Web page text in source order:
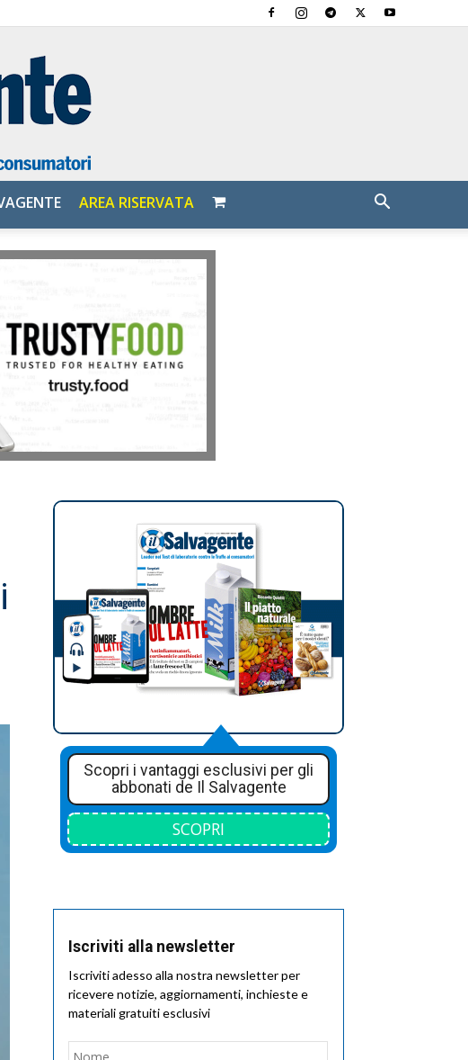
AREA RISERVATA
Scopri i vantaggi esclusivi per gli
abbonati de Il Salvagente
SCOPRI
Iscriviti alla newsletter
Iscriviti adesso alla nostra newsletter per
ricevere notizie, aggiornamenti, inchieste e
materiali gratuiti esclusivi
Nome